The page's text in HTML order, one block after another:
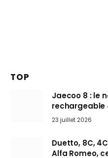
TOP
Jaecoo 8 : le
rechargeable
arrive en
23 juillet 2026
Duetto, 8C,
Alfa Romeo,